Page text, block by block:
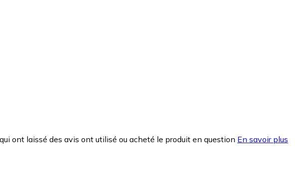
ont laissé des avis ont utilisé ou acheté le produit en question En savoir plus